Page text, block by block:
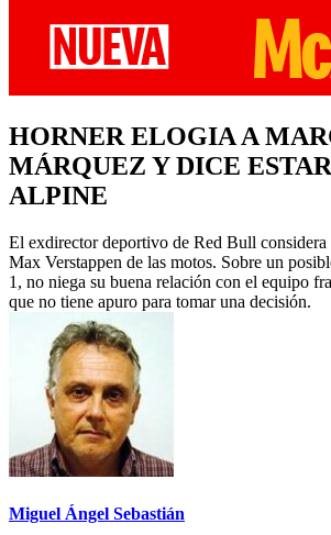
HORNER ELOGIA A
MÁRQUEZ Y DICE
ALPINE
El exdirector deportivo de Red Bull considera
Max Verstappen de las motos. Sobre un
1, no niega su buena relación con el equipo
que no tiene apuro para tomar una decisión.
Miguel Ángel Sebastián